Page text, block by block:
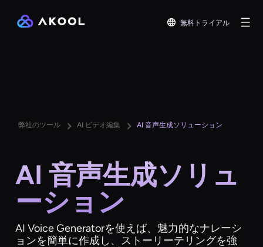
無料トライアル
弊社のツール AI ビデオ編集 AI 音声生成ソリューション
AI 音声生成ソリュ
ーション
AI Voice Generatorを使えば、魅力的なナレーシ
ョンを簡単に作成し、ストーリーテリングを強